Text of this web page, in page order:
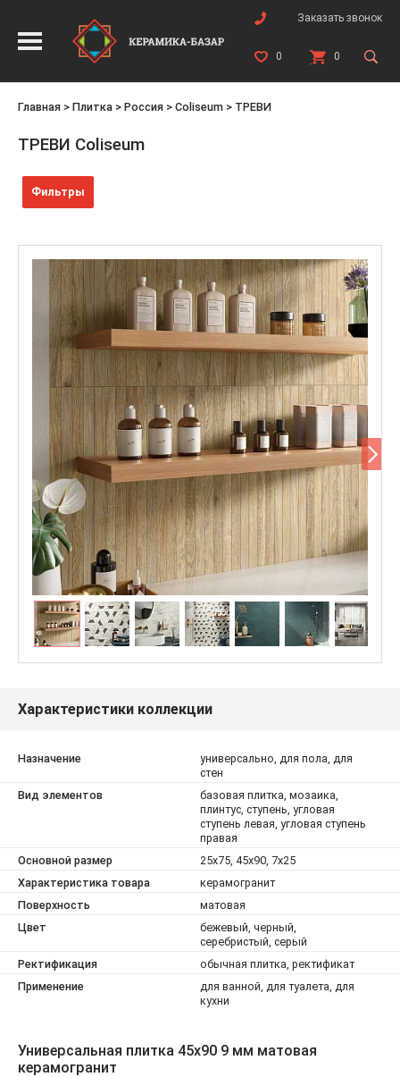
Заказать звонок
0 0
Главная > Плитка > Россия > Coliseum > ТРЕВИ
ТРЕВИ Coliseum
Фильтры
Характеристики коллекции
Назначение
универсально, для пола, для
стен
Вид элементов
базовая плитка, мозаика,
плинтус, ступень, угловая
ступень левая, угловая ступень
правая
Основной размер
25x75, 45x90, 7x25
Характеристика товара
керамогранит
Поверхность
матовая
Цвет
бежевый, черный,
серебристый, серый
Ректификация
обычная плитка, ректификат
Применение
для ванной, для туалета, для
кухни
Универсальная плитка 45x90 9 мм матовая
керамогранит